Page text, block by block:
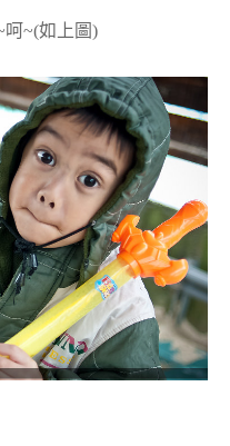
呵~(如上圖)